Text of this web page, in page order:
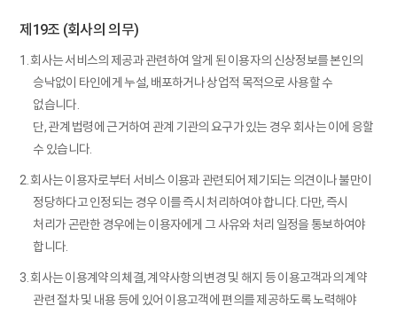
제19조 (회사의 의무)
1. 회사는 서비스의 제공과 관련하여 알게 된 이용자의 신상정보를 본인의
승낙없이 타인에게 누설, 배포하거나 상업적 목적으로 사용할 수
없습니다.
단, 관계 법령에 근거하여 관계 기관의 요구가 있는 경우 회사는 이에 응할
수 있습니다.
2. 회사는 이용자로부터 서비스 이용과 관련되어 제기되는 의견이나 불만이
정당하다고 인정되는 경우 이를 즉시 처리하여야 합니다. 다만, 즉시
처리가 곤란한 경우에는 이용자에게 그 사유와 처리 일정을 통보하여야
합니다.
3. 회사는 이용계약의 체결, 계약사항의 변경 및 해지 등 이용고객과의 계약
관련 절차 및 내용 등에 있어 이용고객에 편의를 제공하도록 노력해야